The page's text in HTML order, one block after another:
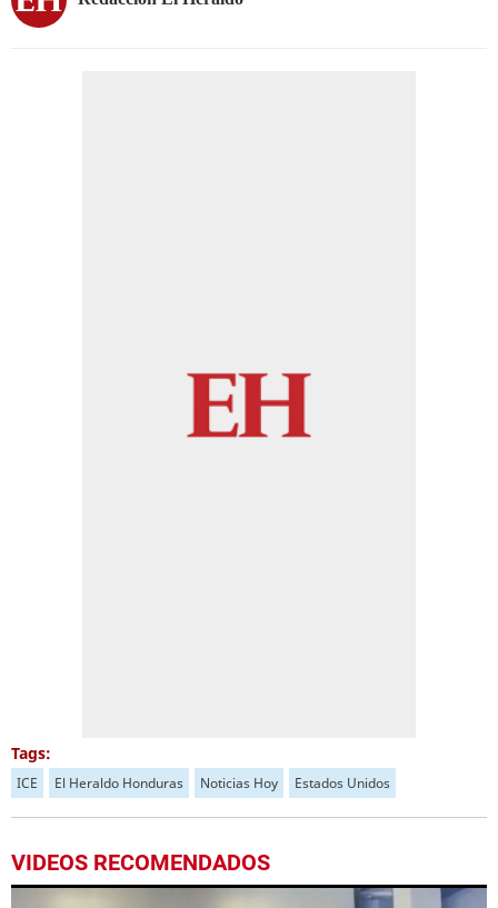
Tags:
ICE El Heraldo Honduras Noticias Hoy Estados Unidos
VIDEOS RECOMENDADOS